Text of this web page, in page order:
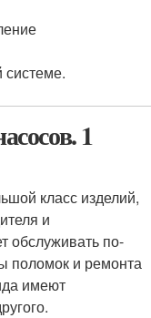
системе.
1
класс изделий,
и
обслуживать по-
поломок и ремонта
имеют